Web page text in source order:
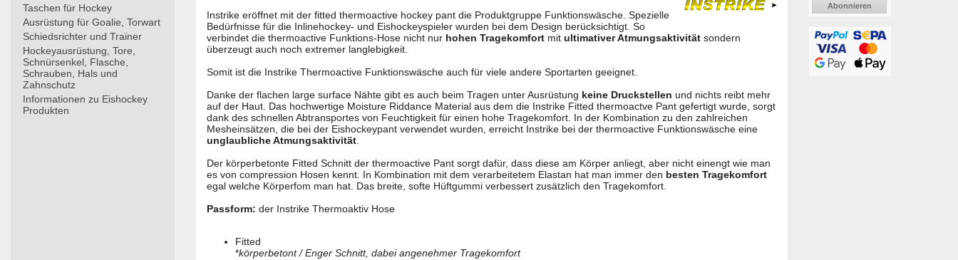
Taschen für Hockey
Ausrüstung für Goalie, Torwart
Schiedsrichter und Trainer
Hockeyausrüstung, Tore,
Schnürsenkel, Flasche,
Schrauben, Hals und
Zahnschutz
Informationen zu Eishockey
Produkten
Instrike eröffnet mit der fitted thermoactive hockey pant die Produktgruppe Funktionswäsche. Spezielle
Bedürfnisse für die Inlinehockey- und Eishockeyspieler wurden bei dem Design berücksichtigt. So
verbindet die thermoactive Funktions-Hose nicht nur hohen Tragekomfort mit ultimativer Atmungsaktivität sondern
überzeugt auch noch extremer langlebigkeit.
Somit ist die Instrike Thermoactive Funktionswäsche auch für viele andere Sportarten geeignet.
Danke der flachen large surface Nähte gibt es auch beim Tragen unter Ausrüstung keine Druckstellen und nichts reibt mehr
auf der Haut. Das hochwertige Moisture Riddance Material aus dem die Instrike Fitted thermoactve Pant gefertigt wurde, sorgt
dank des schnellen Abtransportes von Feuchtigkeit für einen hohe Tragekomfort. In der Kombination zu den zahlreichen
Mesheinsätzen, die bei der Eishockeypant verwendet wurden, erreicht Instrike bei der thermoactive Funktionswäsche eine
unglaubliche Atmungsaktivität.
Der körperbetonte Fitted Schnitt der thermoactive Pant sorgt dafür, dass diese am Körper anliegt, aber nicht einengt wie man
es von compression Hosen kennt. In Kombination mit dem verarbeitetem Elastan hat man immer den besten Tragekomfort
egal welche Körperfom man hat. Das breite, softe Hüftgummi verbessert zusätzlich den Tragekomfort.
Passform: der Instrike Thermoaktiv Hose
Fitted
*körperbetont / Enger Schnitt, dabei angenehmer Tragekomfort
Abonnieren